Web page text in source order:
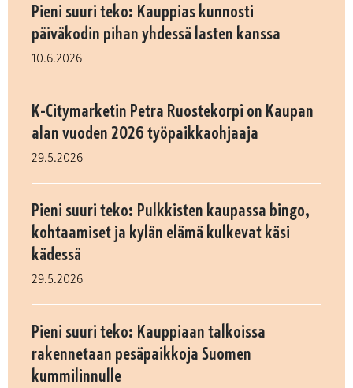
Pieni suuri teko: Kauppias kunnosti
päiväkodin pihan yhdessä lasten kanssa
10.6.2026
K-Citymarketin Petra Ruostekorpi on Kaupan
alan vuoden 2026 työpaikkaohjaaja
29.5.2026
Pieni suuri teko: Pulkkisten kaupassa bingo,
kohtaamiset ja kylän elämä kulkevat käsi
kädessä
29.5.2026
Pieni suuri teko: Kauppiaan talkoissa
rakennetaan pesäpaikkoja Suomen
kummilinnulle